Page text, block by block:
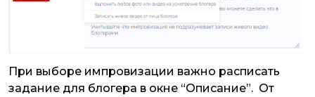
При выборе импровизации важно расписать
задание для блогера в окне “Описание”. От